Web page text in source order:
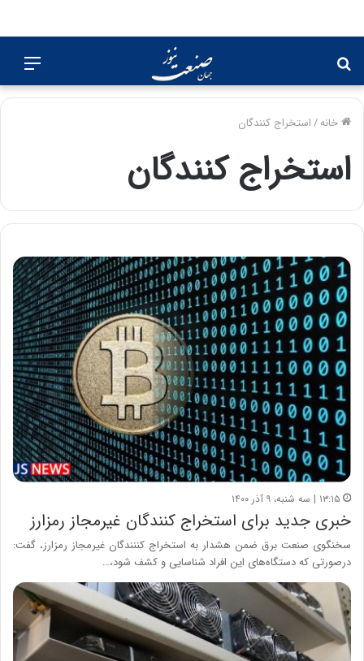
برای
خانه/استخراج کنندگان
استخراج کنندگان
۱۳:۱۵ | سه شنبه، ۹ آذر ۱۴۰۰
خبری جدید برای استخراج کنندگان غیرمجاز رمزارز
سخنگوی صنعت برق ضمن هشدار به استخراج کننندگان غیرمجاز رمزارز، گفت:
درصورتی که دستگاه‌های این افراد شناسایی و کشف شود،…